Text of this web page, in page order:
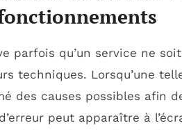
parfois qu’un service ne
techniques. Lorsqu’une
des causes possibles afin
peut apparaître à